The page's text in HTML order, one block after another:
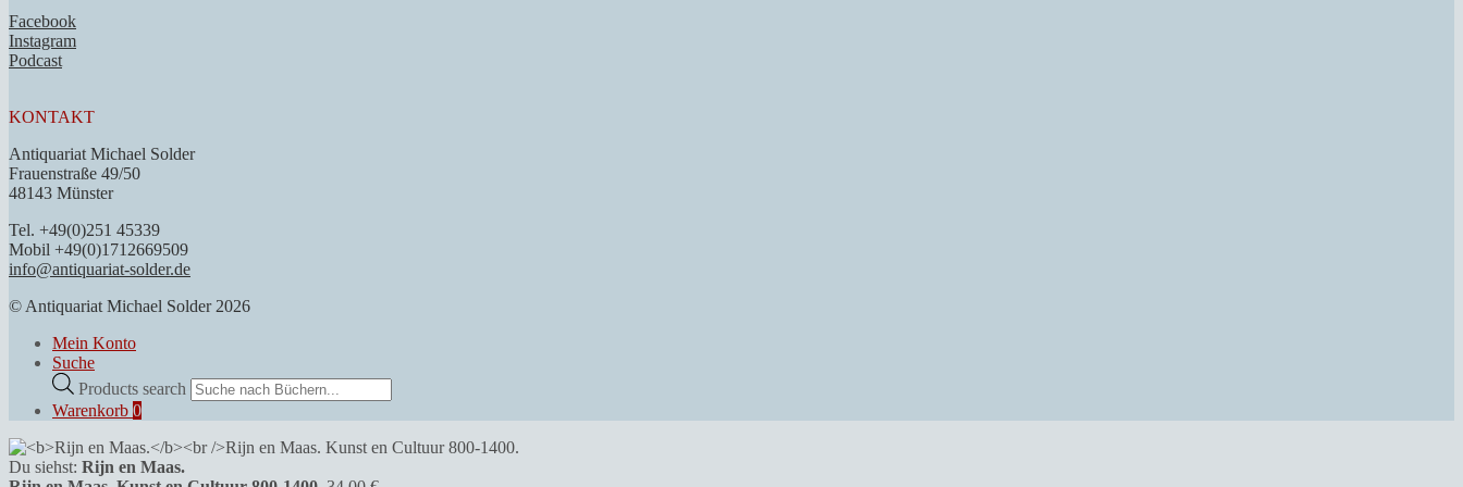
Facebook
Instagram
Podcast
KONTAKT
Antiquariat Michael Solder
Frauenstraße 49/50
48143 Münster
Tel. +49(0)251 45339
Mobil +49(0)1712669509
info@antiquariat-solder.de
© Antiquariat Michael Solder 2026
Mein Konto
Suche
Products search
Warenkorb 0
Du siehst: Rijn en Maas.